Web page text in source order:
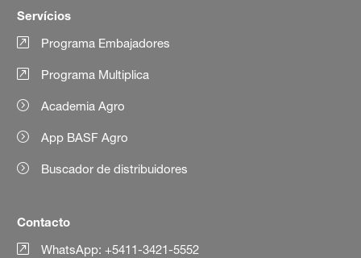
Servícios
Programa Embajadores
Programa Multiplica
Academia Agro
App BASF Agro
Buscador de distribuidores
Contacto
WhatsApp: +5411-3421-5552